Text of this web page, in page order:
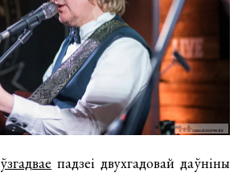
ўзгадвае падзеі двухгадовай даўніны